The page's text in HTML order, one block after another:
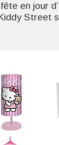
en jour
Street